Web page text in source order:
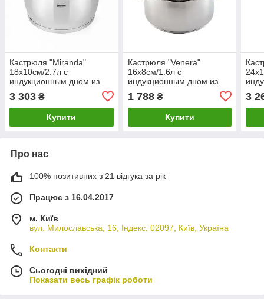
Кастрюля "Miranda"
18х10см/2.7л с
индукционным дном из
стеклянной крышкой
Fissman
3 303 ₴
Купити
Кастрюля "Venera"
16х8см/1.6л с
индукционным дном из
стальной крышкой
Fissman
1 788₴
Купити
3
Про нас
100% позитивних з 21 відгука за рік
Працює з 16.04.2017
м. Київ
вул. Милославська, 16, Індекс: 02097, Київ, Україна
Контакти
Сьогодні вихідний
Показати весь графік роботи